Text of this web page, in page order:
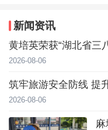
麻城城区开
新闻资讯
黄培英荣获“湖北省三
2026-08-06
筑牢旅游安全防线 提
2026-08-06